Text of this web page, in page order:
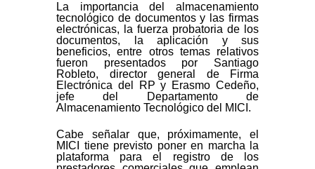
La importancia del almacenamiento
tecnológico de documentos y las firmas
electrónicas, la fuerza probatoria de los
documentos, la aplicación y sus
beneficios, entre otros temas relativos
fueron presentados por Santiago
Robleto, director general de Firma
Electrónica del RP y Erasmo Cedeño,
jefe del Departamento de
Almacenamiento Tecnológico del MICI.
Cabe señalar que, próximamente, el
MICI tiene previsto poner en marcha la
plataforma para el registro de los